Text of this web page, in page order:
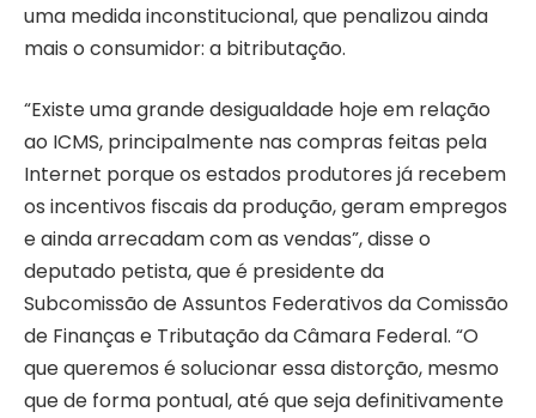
uma medida inconstitucional, que penalizou ainda
mais o consumidor: a bitributação.
“Existe uma grande desigualdade hoje em relação
ao ICMS, principalmente nas compras feitas pela
Internet porque os estados produtores já recebem
os incentivos fiscais da produção, geram empregos
e ainda arrecadam com as vendas”, disse o
deputado petista, que é presidente da
Subcomissão de Assuntos Federativos da Comissão
de Finanças e Tributação da Câmara Federal. “O
que queremos é solucionar essa distorção, mesmo
que de forma pontual, até que seja definitivamente